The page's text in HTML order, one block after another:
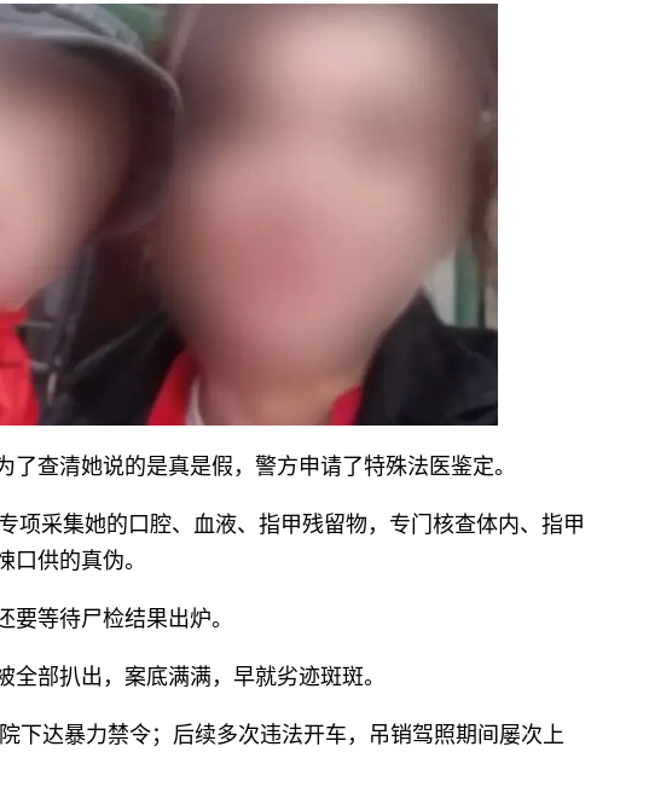
查清她说的是真是假，警方申请了特殊法医鉴定。
项采集她的口腔、血液、指甲残留物，专门核查体内、指甲
供的真伪。
等待尸检结果出炉。
部扒出，案底满满，早就劣迹斑斑。
下达暴力禁令；后续多次违法开车，吊销驾照期间屡次上